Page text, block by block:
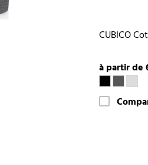
CUBICO
à partir de